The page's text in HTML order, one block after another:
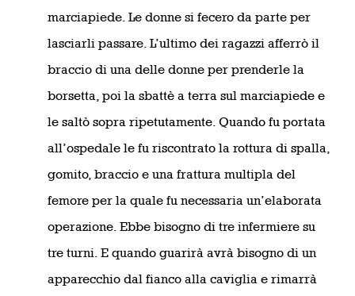
marciapiede. Le donne si fecero da parte per
lasciarli passare. L’ultimo dei ragazzi afferrò il
braccio di una delle donne per prenderle la
borsetta, poi la sbattè a terra sul marciapiede e
le saltò sopra ripetutamente. Quando fu portata
all’ospedale le fu riscontrato la rottura di spalla,
gomito, braccio e una frattura multipla del
femore per la quale fu necessaria un’elaborata
operazione. Ebbe bisogno di tre infermiere su
tre turni. E quando guarirà avrà bisogno di un
apparecchio dal fianco alla caviglia e rimarrà